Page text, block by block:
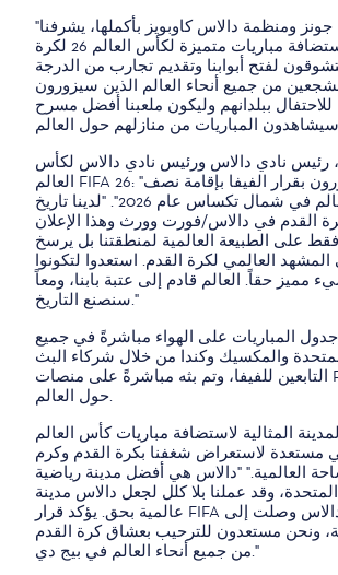
"بالنيابة عن عائلة جونز ومنظمة دالاس كاوبويز بأكملها، يشرفنا
أن يتم اختيارنا لاستضافة مباريات متميزة لكأس العالم 26 لكرة
لفتح أبوابنا وتقديم تجارب من الدرجة
من جميع أنحاء العالم الذين سيزورون
للاحتفال ببلدانهم وليكون ملعبنا أفضل مسرح
رئيس نادي دالاس ورئيس نادي دالاس لكأس
العالم FIFA 26: "نحن سعداء وفخورون بقرار الفيفا بإقامة نصف
نهائي كأس العالم في شمال تكساس عام 2026". "لدينا تاريخ
القدم في دالاس/فورت وورث وهذا الإعلان
فقط على الطبيعة العالمية لمنطقتنا بل يرسخ
المشهد العالمي لكرة القدم. استعدوا لتكونوا
مميز حقاً. العالم قادم إلى عتبة بابنا، ومعاً
سنصنع التاريخ."
المباريات على الهواء مباشرةً في جميع
والمكسيك وكندا من خلال شركاء البث
التابعين للفيفا، وتم بثه مباشرةً على منصات FIFA للمشجعين
المثالية لاستضافة مباريات كأس العالم
مستعدة لاستعراض شغفنا بكرة القدم وكرم
العالمية." "دالاس هي أفضل مدينة رياضية
وقد عملنا بلا كلل لجعل دالاس مدينة
عالمية بحق. يؤكد قرار FIFA على حقيقة أن دالاس وصلت إلى
ونحن مستعدون للترحيب بعشاق كرة القدم
من جميع أنحاء العالم في بيج دي."